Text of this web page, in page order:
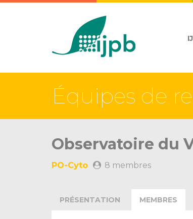
Équipes de
Observatoire du
PO-Cyto 8 membres
PRÉSENTATION MEMBRES